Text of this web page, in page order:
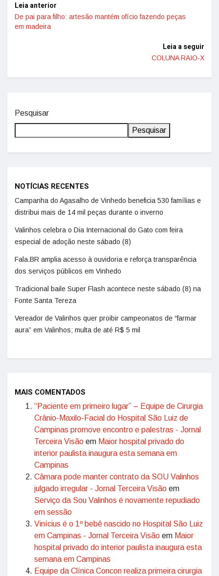
Leia anterior
De pai para filho: artesão mantém ofício fazendo peças
em madeira
Leia a seguir
COLUNA RAIO-X
Pesquisar
Pesquisar
NOTÍCIAS RECENTES
Campanha do Agasalho de Vinhedo beneficia 530 famílias e
distribui mais de 14 mil peças durante o inverno
Valinhos celebra o Dia Internacional do Gato com feira
especial de adoção neste sábado (8)
Fala.BR amplia acesso à ouvidoria e reforça transparência
dos serviços públicos em Vinhedo
Tradicional baile Super Flash acontece neste sábado (8) na
Fonte Santa Tereza
Vereador de Valinhos quer proibir campeonatos de “farmar
aura” em Valinhos; multa de até R$ 5 mil
MAIS COMENTADOS
“Paciente em primeiro lugar” – Equipe de Cirurgia
Crânio-Maxilo-Facial do Hospital São Luiz de
Campinas promove encontro e palestras - Jornal
Terceira Visão em Maior hospital privado do
interior paulista inaugura esta semana em
Campinas
Câmara pode manter contrato da SOU Valinhos
julgado irregular - Jornal Terceira Visão em
Serviço da Sou Valinhos é novamente repudiado
em sessão
Vinícius é o 1º bebê nascido no Hospital São Luiz
em Campinas - Jornal Terceira Visão em Maior
hospital privado do interior paulista inaugura esta
semana em Campinas
Equipe da Clínica Concon realiza primeira cirurgia